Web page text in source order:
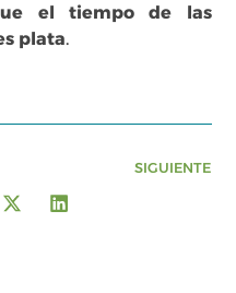
el tiempo de las
plata.
SIGUIENTE